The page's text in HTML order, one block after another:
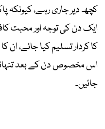
کچھ دیر جاری رہے،
ایک دن کی توجہ اور محبت
کا کردار تسلیم کیا جائے، ان
اس مخصوص دن کے بعد
جائیں۔